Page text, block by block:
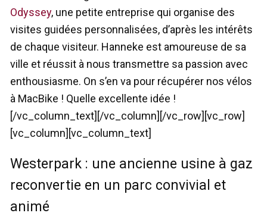
Odyssey, une petite entreprise qui organise des
visites guidées personnalisées, d’après les intérêts
de chaque visiteur. Hanneke est amoureuse de sa
ville et réussit à nous transmettre sa passion avec
enthousiasme. On s’en va pour récupérer nos vélos
à MacBike ! Quelle excellente idée !
[/vc_column_text][/vc_column][/vc_row][vc_row]
[vc_column][vc_column_text]
Westerpark : une ancienne usine à gaz
reconvertie en un parc convivial et
animé